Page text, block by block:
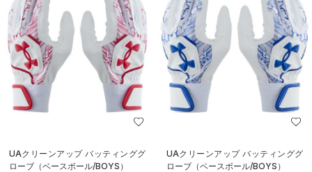
UAクリーンアップ バッティンググ
ローブ（ベースボール/BOYS）
UAクリーンアップ バッティンググ
ローブ（ベースボール/BOYS）